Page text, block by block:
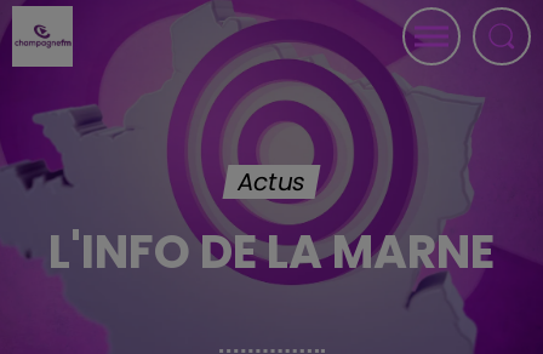
Actus
L'INFO DE LA MARNE